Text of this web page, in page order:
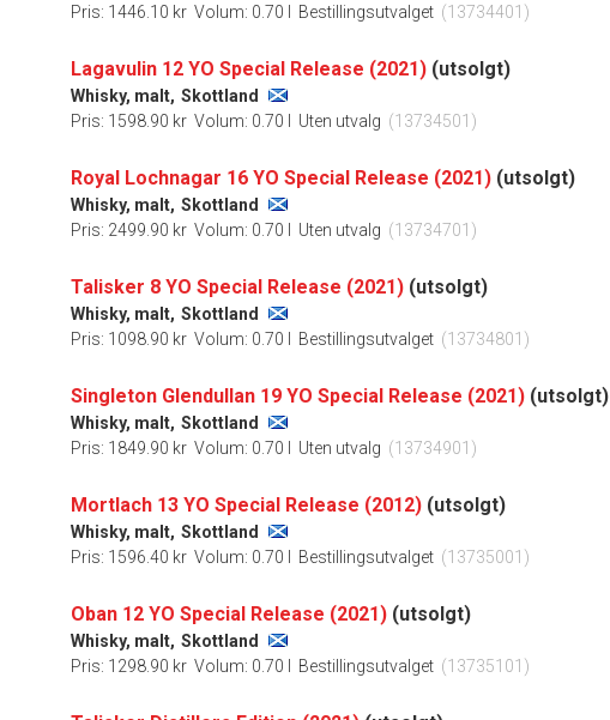
Pris: 1446.10 kr Volum: 0.70 l Bestillingsutvalget (13734401)
Lagavulin 12 YO Special Release (2021) (utsolgt)
Whisky, malt, Skottland
Pris: 1598.90 kr Volum: 0.70 l Uten utvalg (13734501)
Royal Lochnagar 16 YO Special Release (2021) (utsolgt)
Whisky, malt, Skottland
Pris: 2499.90 kr Volum: 0.70 l Uten utvalg (13734701)
Talisker 8 YO Special Release (2021) (utsolgt)
Whisky, malt, Skottland
Pris: 1098.90 kr Volum: 0.70 l Bestillingsutvalget (13734801)
Singleton Glendullan 19 YO Special Release (2021) (utsolgt)
Whisky, malt, Skottland
Pris: 1849.90 kr Volum: 0.70 l Uten utvalg (13734901)
Mortlach 13 YO Special Release (2012) (utsolgt)
Whisky, malt, Skottland
Pris: 1596.40 kr Volum: 0.70 l Bestillingsutvalget (13735001)
Oban 12 YO Special Release (2021) (utsolgt)
Whisky, malt, Skottland
Pris: 1298.90 kr Volum: 0.70 l Bestillingsutvalget (13735101)